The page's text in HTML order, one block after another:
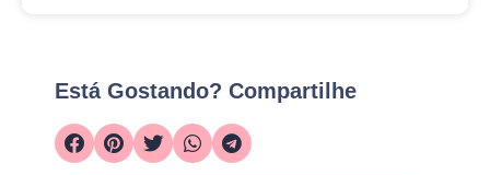
Está Gostando? Compartilhe